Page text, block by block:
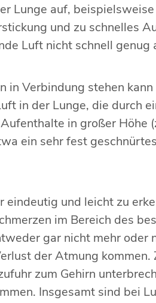
Lunge auf,
und zu schnelles
Luft nicht schnell genug
in Verbindung stehen
in der Lunge, die durch
in großer
ein sehr fest
und leicht zu
im Bereich des
gar nicht mehr
der Atmung
zum Gehirn
Insgesamt sind bei